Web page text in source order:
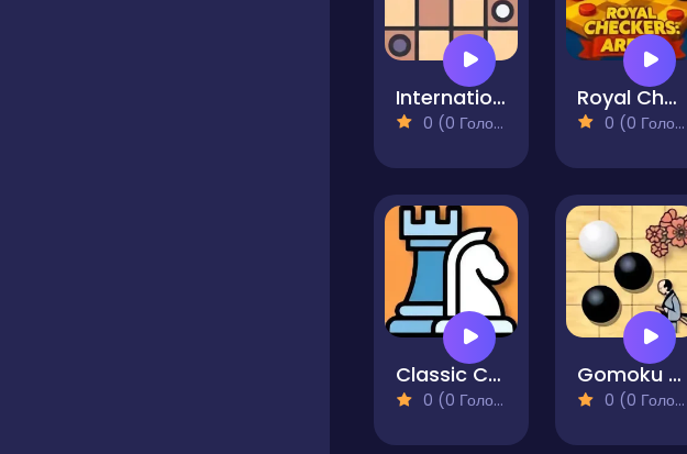
International Draughts
0 (0 Голосів)
Royal Checkers Arena
0 (0 Голосів)
Classic Chess Duel
0 (0 Голосів)
Gomoku Five Stones in a Row
0 (0 Голосів)